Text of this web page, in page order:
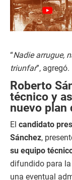
“Nadie arrugue,
triunfar”, agregó.
Roberto
técnico y
nuevo plan
El candidato
Sánchez,
su equipo
difundido para
una eventual